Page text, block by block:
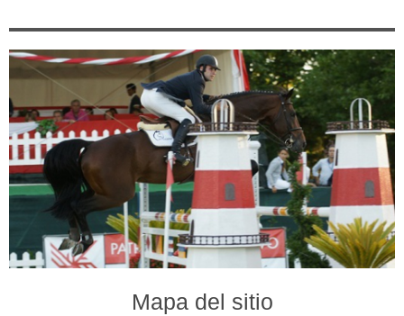
Mapa del sitio